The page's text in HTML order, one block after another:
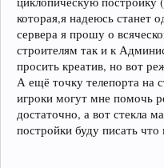
которая,я надеюсь станет
сервера я прошу о
строителям так и к
просить креатив, но вот
А ещё точку телепорта на
игроки могут мне помочь
достаточно, а вот стекла
постройки буду писать